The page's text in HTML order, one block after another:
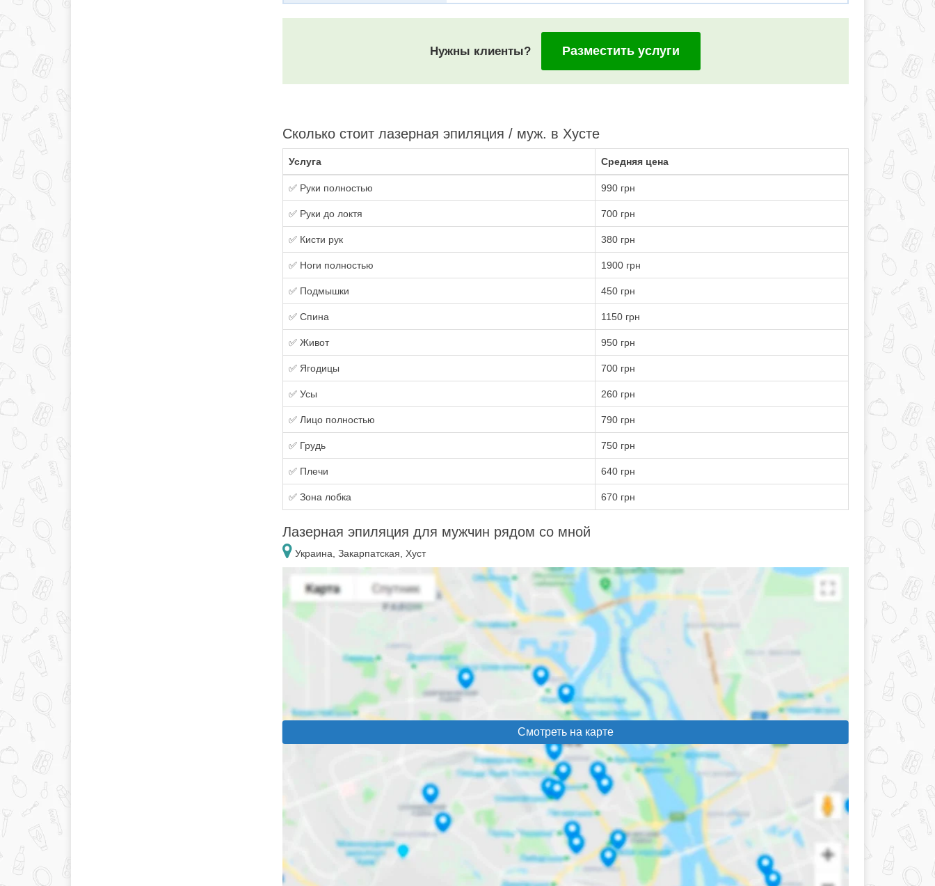
Нужны клиенты? Разместить услуги
Сколько стоит лазерная эпиляция / муж. в Хусте
Услуга Средняя цена
✅ Руки полностью 990 грн
✅ Руки до локтя 700 грн
✅ Кисти рук 380 грн
✅ Ноги полностью 1900 грн
✅ Подмышки 450 грн
✅ Спина 1150 грн
✅ Живот 950 грн
✅ Ягодицы 700 грн
✅ Усы 260 грн
✅ Лицо полностью 790 грн
✅ Грудь 750 грн
✅ Плечи 640 грн
✅ Зона лобка 670 грн
Лазерная эпиляция для мужчин рядом со мной
Украина, Закарпатская, Хуст
Смотреть на карте